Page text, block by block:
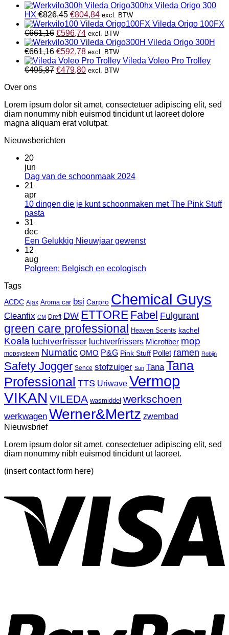
Vileda Origo 300
HX €826,45 Oorspronkelijke
prijs
was:
€826,45.
€804,84Huidige
prijs
is:
€804,84.
excl. BTW
Vileda Origo 100FX
€661,16 Oorspronkelijke
prijs
was:
€661,16.
€596,74Huidige
prijs
is:
€596,74.
excl. BTW
Vileda Origo 300H
€661,16 Oorspronkelijke
prijs
was:
€592,78Huidige
prijs
is:
excl. BTW
Vileda Voleo Pro Trolley
€495,87 Oorspronkelijke
€479,80Huidige
excl. BTW
Over ons
Lorem ipsum dolor sit amet, consectetuer adipiscing elit, sed
diam nonummy nibh euismod tincidunt ut laoreet dolore
magna aliquam erat volutpat.
Nieuwsberichten
20
jun
Dag van de schoonmaak 2024Geen
Dag
2024
21
apr
10 dingen die je kunt schoonmaken met The Pink Stuff
pasta
10
je
The
Pink
Stuff
pasta
31
dec
Een Gelukkig Nieuwjaar gewenstGeen
Een
gewenst
12
aug
Polgreen: Belgisch en ecologisch
Polgreen:
Belgisch
en
ecologisch
Tags
ACDC Ajax Aroma car bsi Carpro Chemical Guys
Cleanfix CM Dreft DW ETTORE Fabel Fulgurant
green care professional Heaven Scents kachel
Koala luchtverfrisser luchtverfrissers Microfiber mop
mopsysteem Numatic OMO P&G Pink Stuff Pollet ramen Robijn
Safety Jogger Sence stofzuiger Sun Tana Tana
Professional TTS Uriwave Vermop
VIKAN VILEDA wasmiddel werkschoen
werkwagen Werner&Mertz zwembad
Nieuwsbrief
Lorem ipsum dolor sit amet, consectetuer adipiscing elit, sed
diam nonummy nibh euismod tincidunt ut laoreet.
(insert contact form here)